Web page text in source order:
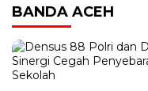
BANDA ACEH